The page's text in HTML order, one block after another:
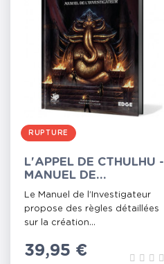
RUPTURE
L'APPEL DE CTHULHU -
MANUEL DE
L'INVESTIGATEUR
Le Manuel de l’Investigateur
propose des règles détaillées
sur la création...
Prix
39,95 €